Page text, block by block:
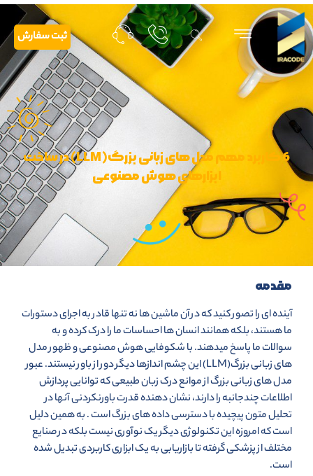
ثبت سفارش
6 کاربرد مهم مدل های زبانی بزرگ(LLM) در ساخت
ابزارهای هوش مصنوعی
مقدمه
آینده ای را تصور کنید که در آن ماشین ها نه تنها قادر به اجرای دستورات
ما هستند، بلکه همانند انسان ها احساسات ما را درک کرده و به
سوالات ما پاسخ میدهند. با شکوفایی هوش مصنوعی و ظهور مدل
های زبانی بزرگ(LLM) این چشم اندازها دیگر دور از باور نیستند. عبور
مدل های زبانی بزرگ از موانع درک زبان طبیعی که توانایی پردازش
اطلاعات چندجانبه را دارند، نشان دهنده قدرت باورنکردنی آنها در
تحلیل متون پیچیده با دسترسی داده های بزرگ است . به همین دلیل
است که امروزه این تکنولوژی دیگر یک نوآوری نیست بلکه در صنایع
مختلف از پزشکی گرفته تا بازاریابی به یک ابزاری کاربردی تبدیل شده
است.